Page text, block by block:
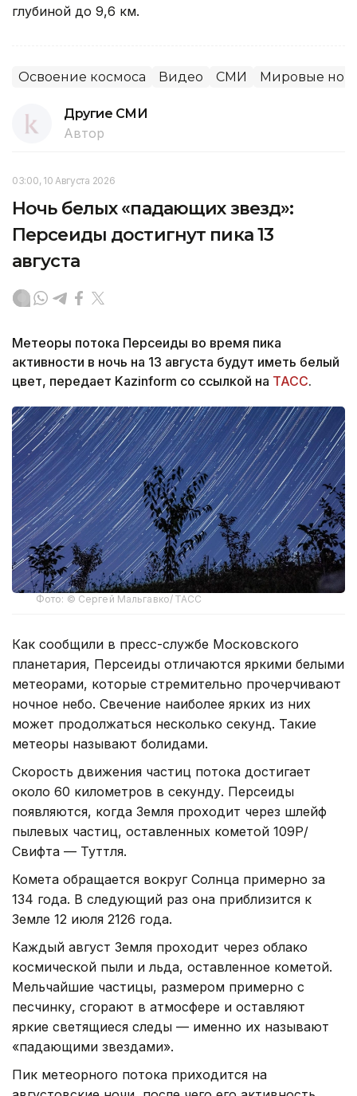
глубиной до 9,6 км.
Освоение космоса Видео СМИ Мировые
Другие СМИ
Автор
03:00, 10 Августа 2026
Ночь белых «падающих звезд»:
Персеиды достигнут пика 13
августа
Метеоры потока Персеиды во время пика
активности в ночь на 13 августа будут иметь белый
цвет, передает Kazinform cо ссылкой на ТАСС.
Фото: © Сергей Мальгавко/ ТАСС
Как сообщили в пресс-службе Московского
планетария, Персеиды отличаются яркими белыми
метеорами, которые стремительно прочерчивают
ночное небо. Свечение наиболее ярких из них
может продолжаться несколько секунд. Такие
метеоры называют болидами.
Скорость движения частиц потока достигает
около 60 километров в секунду. Персеиды
появляются, когда Земля проходит через шлейф
пылевых частиц, оставленных кометой 109P/
Свифта — Туттля.
Комета обращается вокруг Солнца примерно за
134 года. В следующий раз она приблизится к
Земле 12 июля 2126 года.
Каждый август Земля проходит через облако
космической пыли и льда, оставленное кометой.
Мельчайшие частицы, размером примерно с
песчинку, сгорают в атмосфере и оставляют
яркие светящиеся следы — именно их называют
«падающими звездами».
Пик метеорного потока приходится на